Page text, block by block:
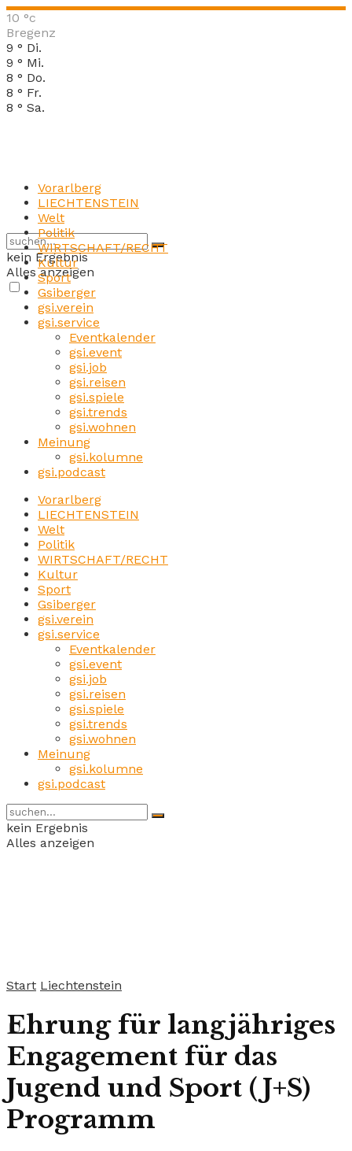
10 °c
Bregenz
9 ° Di.
9 ° Mi.
8 ° Do.
8 ° Fr.
8 ° Sa.
kein Ergebnis
Alles anzeigen
Vorarlberg
LIECHTENSTEIN
Welt
Politik
WIRTSCHAFT/RECHT
Kultur
Sport
Gsiberger
gsi.verein
gsi.service
Eventkalender
gsi.event
gsi.job
gsi.reisen
gsi.spiele
gsi.trends
gsi.wohnen
Meinung
gsi.kolumne
gsi.podcast
Vorarlberg
LIECHTENSTEIN
Welt
Politik
WIRTSCHAFT/RECHT
Kultur
Sport
Gsiberger
gsi.verein
gsi.service
Eventkalender
gsi.event
gsi.job
gsi.reisen
gsi.spiele
gsi.trends
gsi.wohnen
Meinung
gsi.kolumne
gsi.podcast
kein Ergebnis
Alles anzeigen
Start Liechtenstein
Ehrung für langjähriges
Engagement für das
Jugend und Sport (J+S)
Programm